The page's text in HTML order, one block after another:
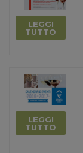
LEGGI
TUTTO
LEGGI
TUTTO